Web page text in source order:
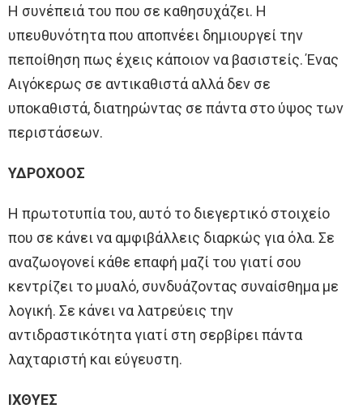
Η συνέπειά του που σε καθησυχάζει. Η
υπευθυνότητα που αποπνέει δημιουργεί την
πεποίθηση πως έχεις κάποιον να βασιστείς. Ένας
Αιγόκερως σε αντικαθιστά αλλά δεν σε
υποκαθιστά, διατηρώντας σε πάντα στο ύψος των
περιστάσεων.
ΥΔΡΟΧΟΟΣ
Η πρωτοτυπία του, αυτό το διεγερτικό στοιχείο
που σε κάνει να αμφιβάλλεις διαρκώς για όλα. Σε
αναζωογονεί κάθε επαφή μαζί του γιατί σου
κεντρίζει το μυαλό, συνδυάζοντας συναίσθημα με
λογική. Σε κάνει να λατρεύεις την
αντιδραστικότητα γιατί στη σερβίρει πάντα
λαχταριστή και εύγευστη.
ΙΧΘΥΕΣ